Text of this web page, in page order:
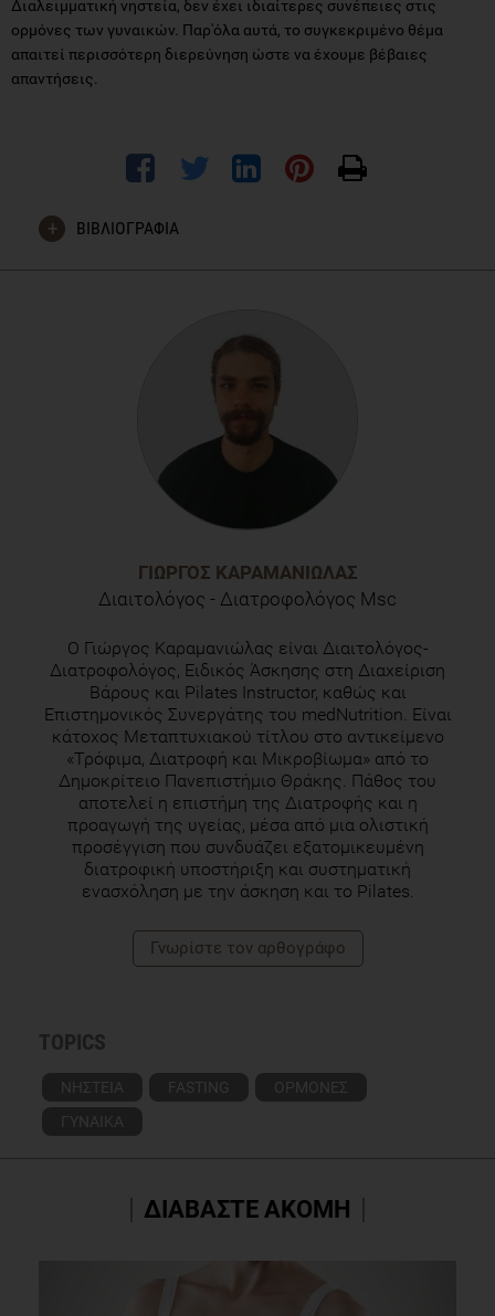
Διαλειμματική νηστεία, δεν έχει ιδιαίτερες συνέπειες στις
ορμόνες των γυναικών. Παρ'όλα αυτά, το συγκεκριμένο θέμα
απαιτεί περισσότερη διερεύνηση ώστε να έχουμε βέβαιες
απαντήσεις.
ΒΙΒΛΙΟΓΡΑΦΙΑ
Effect of time‐restricted eating on sex
10.1002/oby.23562
ΓΙΏΡΓΟΣ ΚΑΡΑΜΑΝΙΏΛΑΣ
Διαιτολόγος - Διατροφολόγος Msc
Ο Γιώργος Καραμανιώλας είναι Διαιτολόγος-
Διατροφολόγος, Ειδικός Άσκησης στη Διαχείριση
Βάρους και Pilates Instructor, καθώς και
Επιστημονικός Συνεργάτης του medNutrition. Είναι
κάτοχος Μεταπτυχιακού τίτλου στο αντικείμενο
«Τρόφιμα, Διατροφή και Μικροβίωμα» από το
Δημοκρίτειο Πανεπιστήμιο Θράκης. Πάθος του
αποτελεί η επιστήμη της Διατροφής και η
προαγωγή της υγείας, μέσα από μια ολιστική
προσέγγιση που συνδυάζει εξατομικευμένη
διατροφική υποστήριξη και συστηματική
ενασχόληση με την άσκηση και το Pilates.
Γνωρίστε τoν αρθογράφο
TOPICS
ΝΗΣΤΕΙΑ FASTING
ΟΡΜΟΝΕΣ
ΓΥΝΑΙΚΑ
ΔΙΑΒΑΣΤΕ ΑΚΟΜΗ